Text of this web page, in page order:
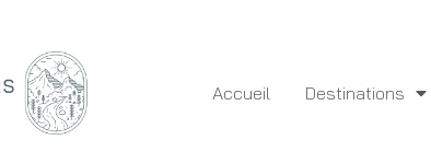
Accueil Destinations